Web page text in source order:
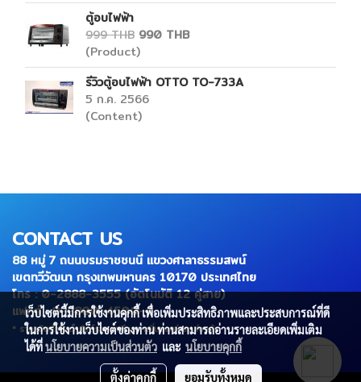
ตู้อบไฟฟ้า
999 THB 990 THB
(Product)
รีวิวตู้อบไฟฟ้า OTTO TO-733A
5 ก.ค. 2566
(Content)
CONTACT US
88 หมู่ 7 ถนนบรมราชชนนี แขวงศาลาธรรมสพน์
เขตทวีวัฒนา กรุงเทพมหานคร 10170 ประเทศไทย
โทร : 0-2888-3555 (อัตโนมัติ 12 คู่สาย)
แฟกส์ : 0-2800-4500-4
* ราคาสินค้าในเว็บไซต์รวมภาษีมูลค่าเพิ่มและค่าขนส่งแล้ว
เว็บไซต์นี้มีการใช้งานคุกกี้ เพื่อเพิ่มประสิทธิภาพและประสบการณ์ที่ดี
ในการใช้งานเว็บไซต์ของท่าน ท่านสามารถอ่านรายละเอียดเพิ่มเติม
ได้ที่นโยบายความเป็นส่วนตัว และ นโยบายคุกกี้
ตั้งค่าคุกกี้ ยอมรับทั้งหมด